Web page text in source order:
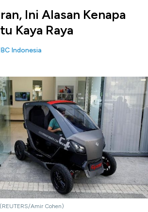
Ini Alasan Kenapa
Kaya Raya
Indonesia
Amir Cohen)